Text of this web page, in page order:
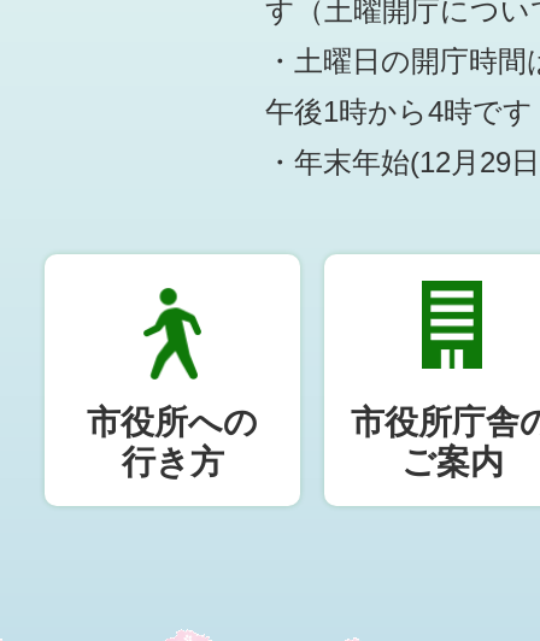
す （土曜開庁につ
・土曜日の開庁時
午後1時から4時です
・年末年始(12月29
市役所への
行き方
市役所庁舎
ご案内